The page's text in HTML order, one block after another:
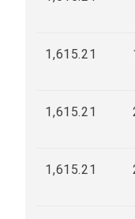
1,615.21
1,615.21
1,615.21